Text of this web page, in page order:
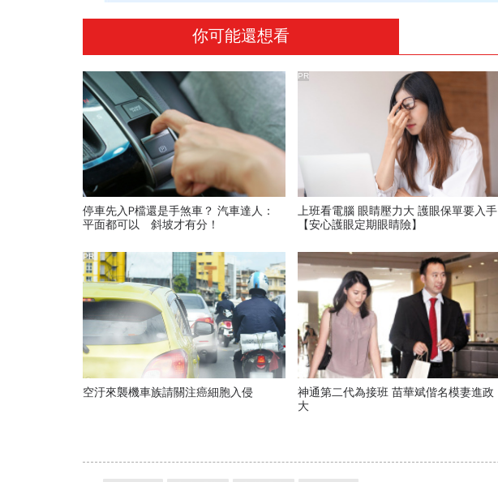
你可能還想看
停車先入P檔還是手煞車？ 汽車達人：
平面都可以 斜坡才有分！
上班看電腦 眼睛壓力大 護眼保單要入手
【安心護眼定期眼睛險】
PR
空汙來襲機車族請關注癌細胞入侵
PR
神通第二代為接班 苗華斌偕名模妻進政
大